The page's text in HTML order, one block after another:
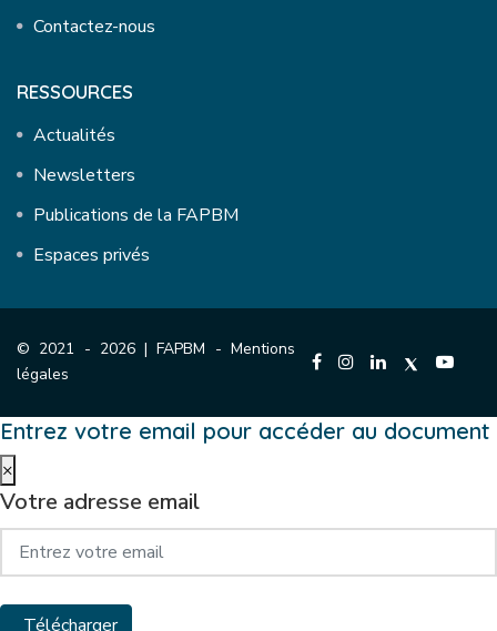
Contactez-nous
RESSOURCES
Actualités
Newsletters
Publications de la FAPBM
Espaces privés
© 2021 - 2026 | FAPBM - Mentions
légales
Entrez votre email pour accéder au document
×
Votre adresse email
Télécharger